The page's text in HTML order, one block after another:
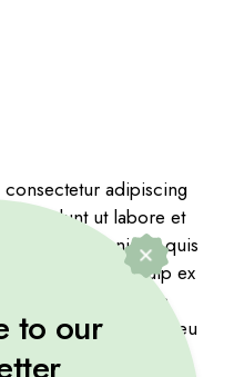
adipiscing
ut labore et
ad minim veniam, quis
nisi ut aliquip ex
aute irure dolor in
esse cillum dolore eu
sint occaecat
to our